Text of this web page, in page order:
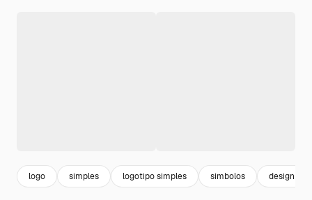
logo simples logotipo simples simbolos design